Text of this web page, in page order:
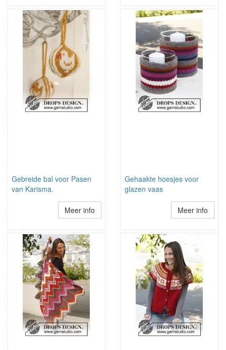
Gebreide bal voor Pasen
van Karisma.
Meer info
Gehaakte hoesjes voor
glazen vaas
Meer info